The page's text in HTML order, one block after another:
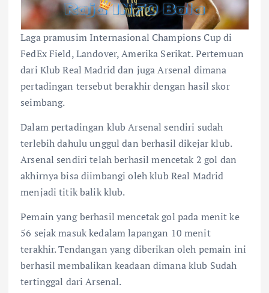
Laga pramusim Internasional Champions Cup di
FedEx Field, Landover, Amerika Serikat. Pertemuan
dari Klub Real Madrid dan juga Arsenal dimana
pertadingan tersebut berakhir dengan hasil skor
seimbang.
Dalam pertadingan klub Arsenal sendiri sudah
terlebih dahulu unggul dan berhasil dikejar klub.
Arsenal sendiri telah berhasil mencetak 2 gol dan
akhirnya bisa diimbangi oleh klub Real Madrid
menjadi titik balik klub.
Pemain yang berhasil mencetak gol pada menit ke
56 sejak masuk kedalam lapangan 10 menit
terakhir. Tendangan yang diberikan oleh pemain ini
berhasil membalikan keadaan dimana klub Sudah
tertinggal dari Arsenal.